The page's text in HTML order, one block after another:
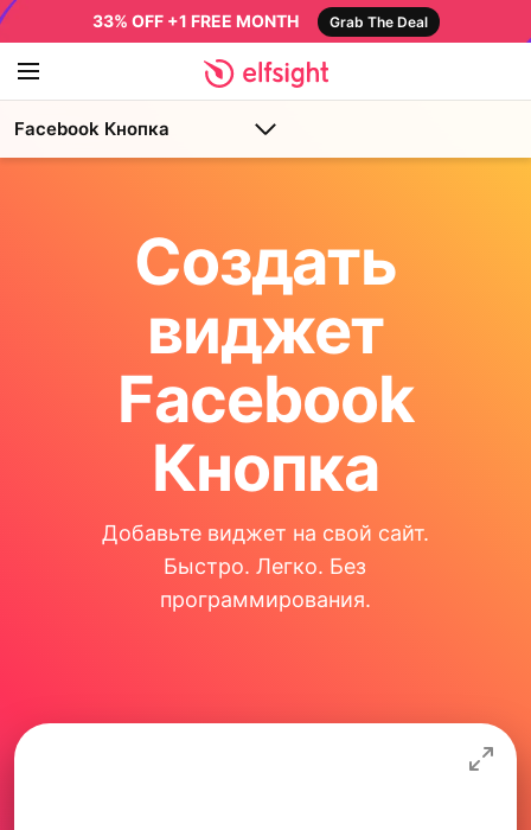
33% OFF +1 FREE MONTH Grab The Deal
Facebook Кнопка
Создать
виджет
Facebook
Кнопка
Добавьте виджет на свой сайт.
Быстро. Легко. Без
программирования.